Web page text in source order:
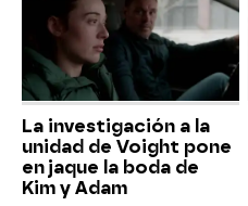
La investigación a la
unidad de Voight pone
en jaque la boda de
Kim y Adam